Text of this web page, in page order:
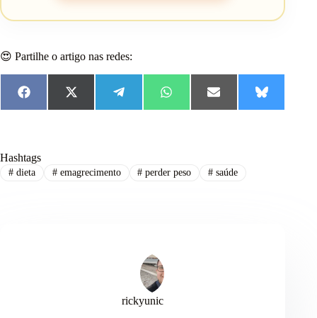
😍 Partilhe o artigo nas redes:
F
a
o
o
k
X
(
e
e
W
h
p
E
m
B
l
Hashtags
#dieta #emagrecimento # perder peso # saúde
rickyunic